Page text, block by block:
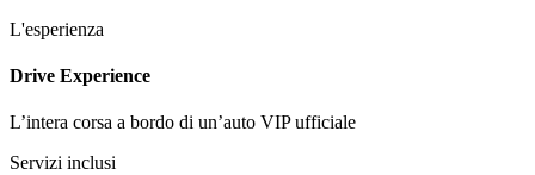
L'esperienza
Drive Experience
L’intera corsa a bordo di un’auto VIP ufficiale
Servizi inclusi